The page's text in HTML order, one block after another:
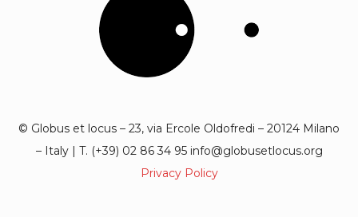
© Globus et locus – 23, via Ercole Oldofredi – 20124 Milano
– Italy | T. (+39) 02 86 34 95 info@globusetlocus.org
Privacy Policy